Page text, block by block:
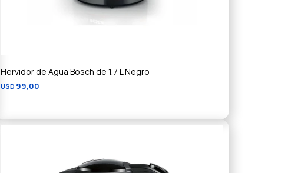
Hervidor de Agua Bosch de 1.7 L Negro
USD 99,00